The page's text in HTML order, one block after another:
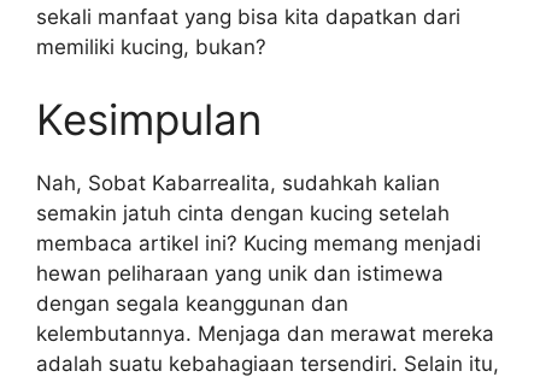
sekali manfaat yang bisa kita dapatkan dari
memiliki kucing, bukan?
Kesimpulan
Nah, Sobat Kabarrealita, sudahkah kalian
semakin jatuh cinta dengan kucing setelah
membaca artikel ini? Kucing memang menjadi
hewan peliharaan yang unik dan istimewa
dengan segala keanggunan dan
kelembutannya. Menjaga dan merawat mereka
adalah suatu kebahagiaan tersendiri. Selain itu,